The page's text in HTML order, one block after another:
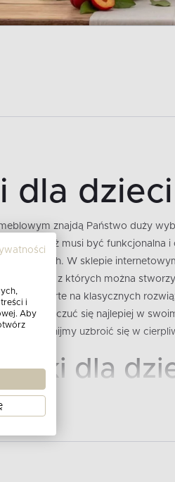
dla dzieci
znajdą Państwo duży
ponieważ musi być funkcjonalna
pociech. W sklepie
meble, z których można
są oparte na klasycznych
powinno czuć się najlepiej w
nie zapomnijmy uzbroić się w
dla
jest bardzo trudny. Jakie szafki
dziecka, zainteresowania i
wybory obejmują skrzynie
i
Aby